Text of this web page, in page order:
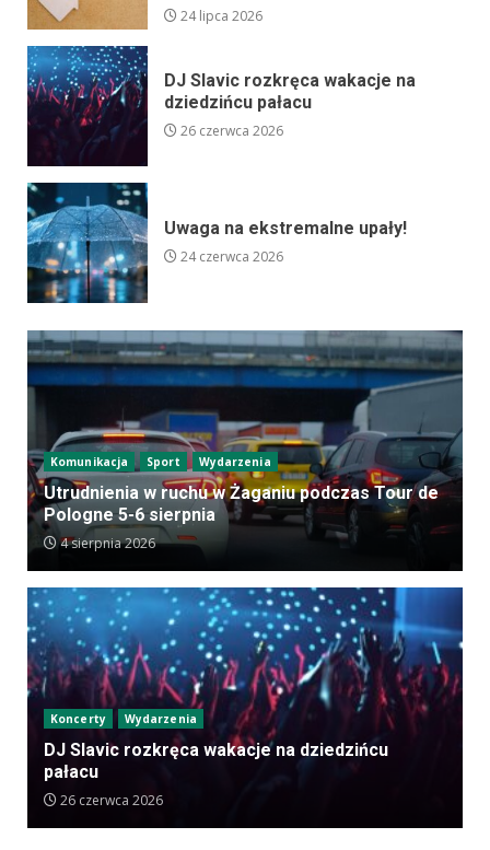
24 lipca 2026
DJ Slavic rozkręca wakacje na
dziedzińcu pałacu
26 czerwca 2026
Uwaga na ekstremalne upały!
24 czerwca 2026
Komunikacja Sport Wydarzenia
Utrudnienia w ruchu w Żaganiu podczas Tour de
Pologne 5-6 sierpnia
4 sierpnia 2026
Koncerty Wydarzenia
DJ Slavic rozkręca wakacje na dziedzińcu
pałacu
26 czerwca 2026